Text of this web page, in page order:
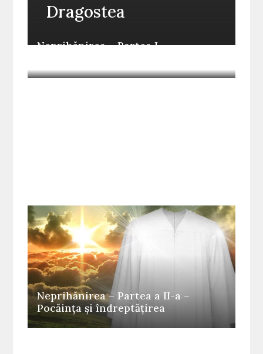
Dragostea
Neprihănirea – Partea I –
Neprihănirea – Partea a II-a –
Pocăința și îndreptățirea